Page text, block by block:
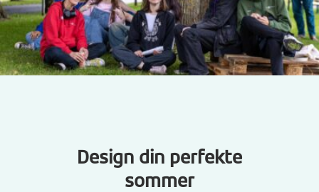
Design din perfekte
sommer